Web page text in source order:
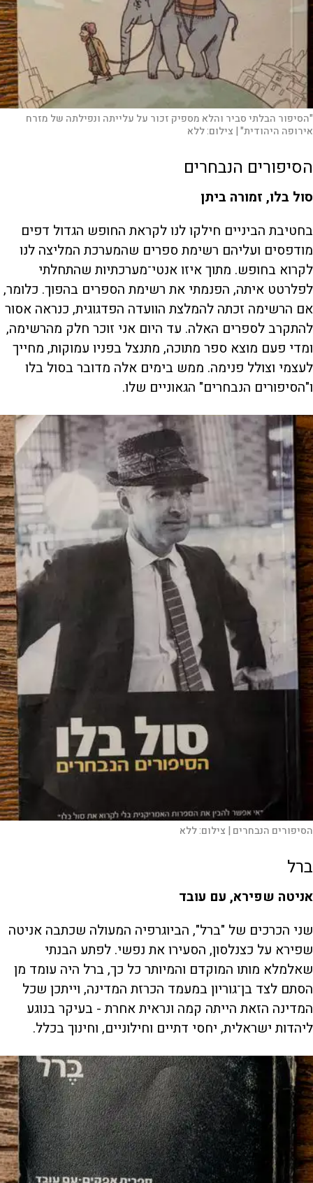
"הסיפור הבלתי סביר והלא מספיק זכור על עלייתה ונפילתה של מזרח
אירופה היהודית" | צילום:ללא
הסיפורים הנבחרים
סול בלו, זמורה ביתן
בחטיבת הביניים חילקו לנו לקראת החופש הגדול דפים
מודפסים ועליהם רשימת ספרים שהמערכת המליצה לנו
לקרוא בחופש. מתוך איזו אנטי־מערכתיות שהתחלתי
לפלרטט איתה, הפנמתי את רשימת הספרים בהפוך. כלומר,
אם הרשימה זכתה להמלצת הוועדה הפדגוגית, כנראה אסור
להתקרב לספרים האלה. עד היום אני זוכר חלק מהרשימה,
ומדי פעם מוצא ספר מתוכה, מתנצל בפניו עמוקות, מחייך
לעצמי וצולל פנימה. ממש בימים אלה מדובר בסול בלו
ו"הסיפורים הנבחרים" הגאוניים שלו.
הסיפורים הנבחרים | צילום:ללא
ברל
אניטה שפירא, עם עובד
שני הכרכים של "ברל", הביוגרפיה המעולה שכתבה אניטה
שפירא על כצנלסון, הסעירו את נפשי. לפתע הבנתי
שאלמלא מותו המוקדם והמיותר כל כך, ברל היה עומד מן
הסתם לצד בן־גוריון במעמד הכרזת המדינה, וייתכן שכל
המדינה הזאת הייתה קמה ונראית אחרת - בעיקר בנוגע
ליהדות ישראלית, יחסי דתיים וחילוניים, וחינוך בכלל.